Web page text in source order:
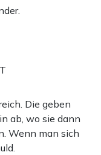
Die geben
ab, wo sie dann
Wenn man sich